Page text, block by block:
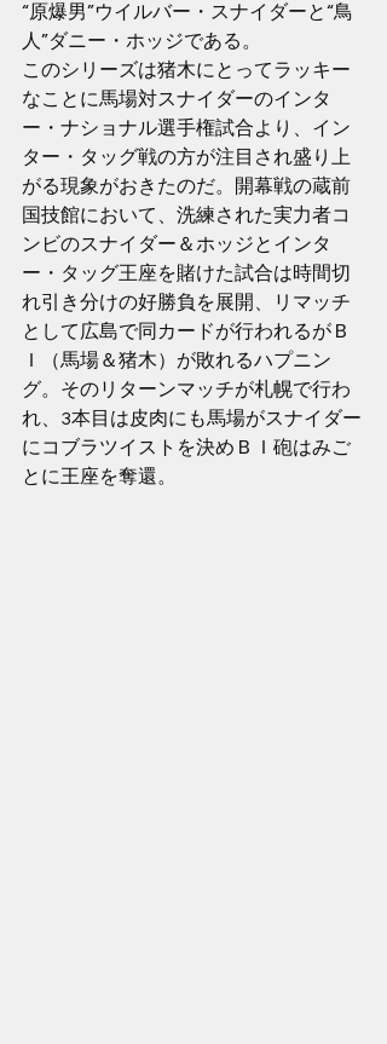
“原爆男”ウイルバー・スナイダーと“鳥
人”ダニー・ホッジである。
このシリーズは猪木にとってラッキー
なことに馬場対スナイダーのインタ
ー・ナショナル選手権試合より、イン
ター・タッグ戦の方が注目され盛り上
がる現象がおきたのだ。開幕戦の蔵前
国技館において、洗練された実力者コ
ンビのスナイダー＆ホッジとインタ
ー・タッグ王座を賭けた試合は時間切
れ引き分けの好勝負を展開、リマッチ
として広島で同カードが行われるがＢ
Ｉ（馬場＆猪木）が敗れるハプニン
グ。そのリターンマッチが札幌で行わ
れ、3本目は皮肉にも馬場がスナイダー
にコブラツイストを決めＢＩ砲はみご
とに王座を奪還。